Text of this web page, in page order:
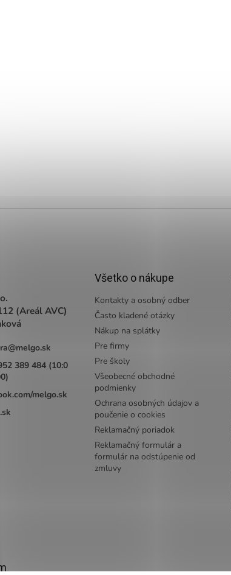
(Areál AVC)
@melgo.sk
389 484 (10:0
melgo.sk
Všetko o nákupe
Kontakty a osobný odber
Často kladené otázky
Nákup na splátky
Pre firmy
Pre školy
Všeobecné obchodné
podmienky
Ochrana osobných údajov a
poučenie o cookies
Reklamačný poriadok
Reklamačný formulár a
formulár na odstúpenie od
zmluvy